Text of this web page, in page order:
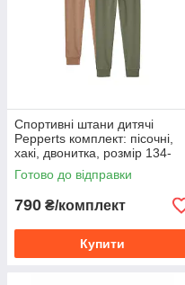
Спортивні штани дитячі
Pepperts комплект: пісочні,
хакі, двонитка, розмір 134-
140
Готово до відправки
790 ₴/комплект
Купити